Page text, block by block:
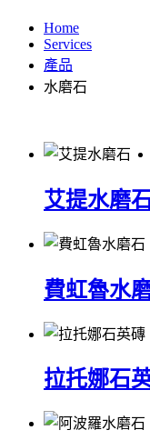
Home
Services
產品
水磨石
艾提水磨
費虹魯水
拉托娜石